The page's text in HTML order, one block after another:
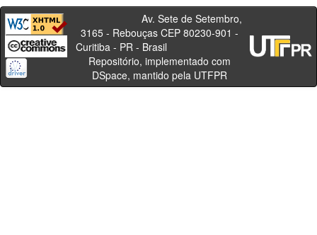
Av. Sete de Setembro,
3165 - Rebouças CEP 80230-901 -
Curitiba - PR - Brasil
Repositório, implementado com
DSpace, mantido pela UTFPR